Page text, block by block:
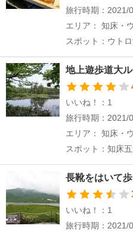
旅行時期：2021/
エリア： 知床・
スポット：ウト
地上遊歩道大
いいね！：1
旅行時期：2021/
エリア： 知床・
スポット：知床
長靴をはいて
いいね！：1
旅行時期：2021/